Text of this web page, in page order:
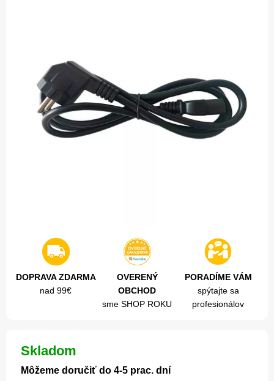
DOPRAVA ZDARMA
nad 99€
OVERENÝ
OBCHOD
sme SHOP ROKU
PORADÍME VÁM
spýtajte sa
profesionálov
Skladom
Môžeme doručiť do 4-5 prac. dní